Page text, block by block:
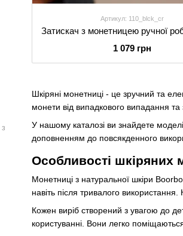
Шкіряні монетниці - це зручний та
монети від випадкового випадання та
У нашому каталозі ви знайдете
доповненням до повсякденного
Особливості шкіряних
Монетниці з натуральної шкіри
навіть після тривалого
Кожен виріб створений з увагою до
користуванні. Вони легко
Артикул: 110_blck_cr
1 079 грн
3